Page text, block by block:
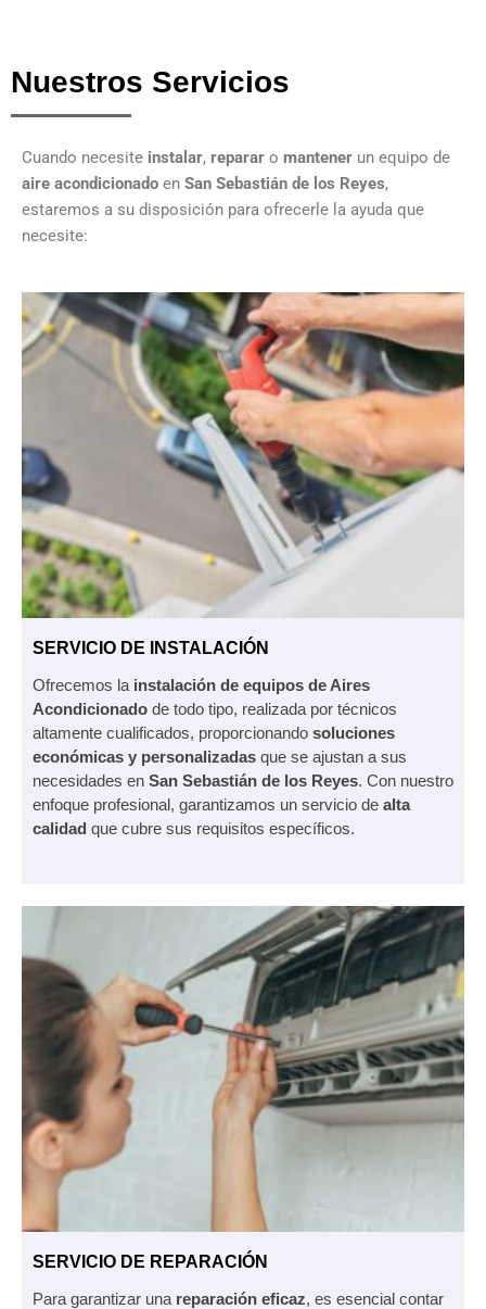
Nuestros Servicios
Cuando necesite instalar, reparar o mantener un equipo de
aire acondicionado en San Sebastián de los Reyes,
estaremos a su disposición para ofrecerle la ayuda que
necesite:
SERVICIO DE INSTALACIÓN
Ofrecemos la instalación de equipos de Aires
Acondicionado de todo tipo, realizada por técnicos
altamente cualificados, proporcionando soluciones
económicas y personalizadas que se ajustan a sus
necesidades en San Sebastián de los Reyes. Con nuestro
enfoque profesional, garantizamos un servicio de alta
calidad que cubre sus requisitos específicos.
SERVICIO DE REPARACIÓN
Para garantizar una reparación eficaz, es esencial contar